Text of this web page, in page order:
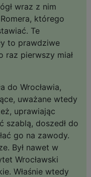
wraz z nim
którego
Te
to prawdziwe
raz pierwszy miał
do Wrocławia,
uważane wtedy
uprawiając
szablą, doszedł do
go na zawody.
Był nawet w
Wrocławski
Właśnie wtedy